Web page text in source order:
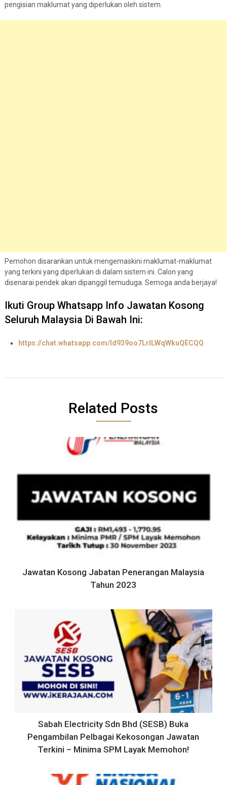
pengisian maklumat yang diperlukan oleh sistem.
Pemohon disarankan untuk mengemaskini maklumat-maklumat
yang terkini yang diperlukan di dalam sistem ini. Calon yang
disenarai pendek akan dipanggil temuduga. Semoga anda berjaya!
Ikuti Group Whatsapp Info Jawatan Kosong
Seluruh Malaysia Di Bawah Ini:
https://chat.whatsapp.com/Id939oo7LrlLWqWkuQECQQ
Related Posts
Jawatan Kosong Jabatan Penerangan Malaysia
Tahun 2023
Sabah Electricity Sdn Bhd (SESB) Buka
Pengambilan Pelbagai Kekosongan Jawatan
Terkini – Minima SPM Layak Memohon!